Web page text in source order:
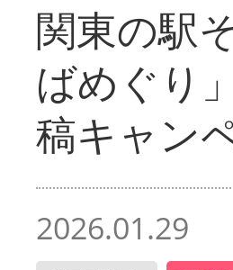
関東の駅
ばめぐり
稿キャン
2026.01.29